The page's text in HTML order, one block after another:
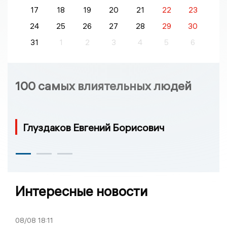
17
18 19 20 21 22
23
24
25 26 27 28 29
30
31
1 2 3 4 5 6
100 самых влиятельных людей
Глуздаков Евгений Борисович
Интересные новости
08/08 18:11